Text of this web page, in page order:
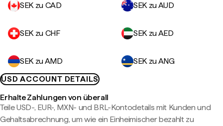
SEK zu CAD SEK zu AUD
SEK zu CHF SEK zu AED
SEK zu AMD
SEK zu ANG
USD ACCOUNT DETAILS
Erhalte Zahlungen von überall
Teile USD-, EUR-, MXN- und BRL-Kontodetails mit Kunden und
Gehaltsabrechnung, um wie ein Einheimischer bezahlt zu